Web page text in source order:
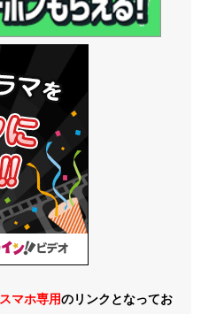
スマホ専用のリンクとなってお